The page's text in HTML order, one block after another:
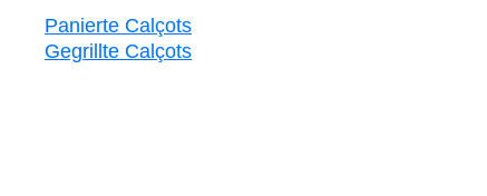
Panierte Calçots
Gegrillte Calçots